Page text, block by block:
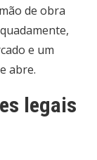
de obra
e um
abre.
legais